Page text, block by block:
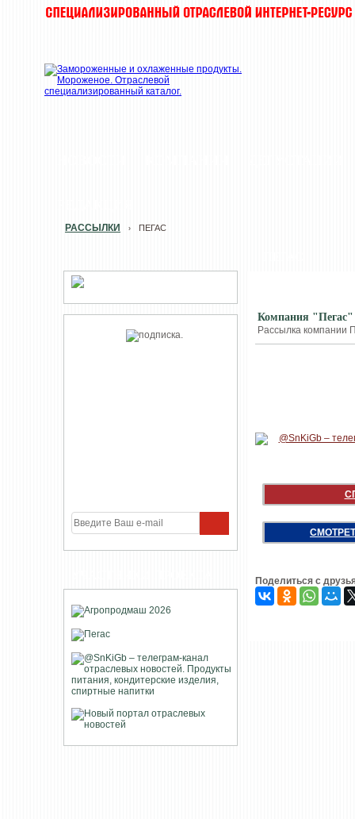
РАССЫЛКИ › ПЕГАС
Компания "Пегас"
Рассылка компании
Поделиться с